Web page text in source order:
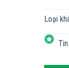
Loại